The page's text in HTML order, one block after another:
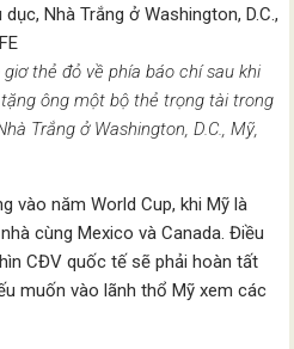
thẻ đỏ về phía báo chí sau khi
ông một bộ thẻ trọng tài trong
Trắng ở Washington, D.C., Mỹ,
vào năm World Cup, khi Mỹ là
cùng Mexico và Canada. Điều
CĐV quốc tế sẽ phải hoàn tất
muốn vào lãnh thổ Mỹ xem các